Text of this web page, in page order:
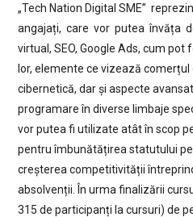
„Tech Nation Digital SME”
angajați, care vor putea învăța
virtual, SEO, Google Ads, cum pot
lor, elemente ce vizează
cibernetică, dar și aspecte
programare în diverse limbaje
vor putea fi utilizate atât în scop
pentru îmbunătățirea statutului
creșterea competitivității
absolvenții. În urma finalizării
315 de participanți la cursuri) de